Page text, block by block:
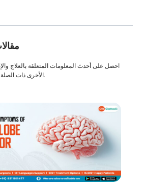
احصل على أحدث المعلومات المتعلقة بالعلاج
الأخرى ذات الصلة لجعل حياتك أكثر صحة وأفضل.